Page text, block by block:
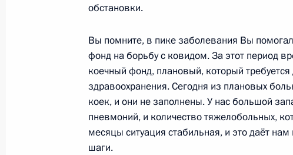
Рабочая встреча с врио главы
31 августа 2020 года, 13:35 Московская область,
28 августа 2020 года, пятница
Рабочая встреча с президентом
Миннихановым
обстановки.
Вы помните, в пике заболевания Вы
фонд на борьбу с ковидом. За этот период
коечный фонд, плановый, который
здравоохранения. Сегодня из плановых
коек, и они не заполнены. У нас большой
пневмоний, и количество тяжелобольных,
месяцы ситуация стабильная, и это даёт
шаги.